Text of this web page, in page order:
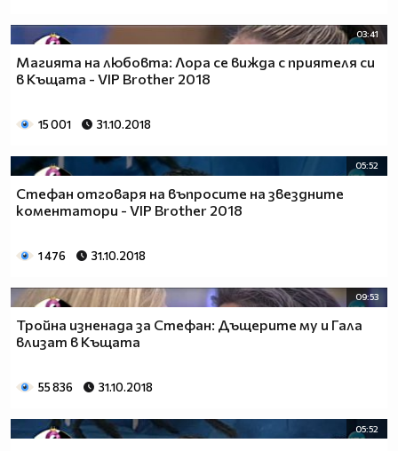
03:41
Магията на любовта: Лора се вижда с приятеля си
в Къщата - VIP Brother 2018
15 001 31.10.2018
05:52
Стефан отговаря на въпросите на звездните
коментатори - VIP Brother 2018
1 476 31.10.2018
09:53
Тройна изненада за Стефан: Дъщерите му и Гала
влизат в Къщата
55 836 31.10.2018
05:52